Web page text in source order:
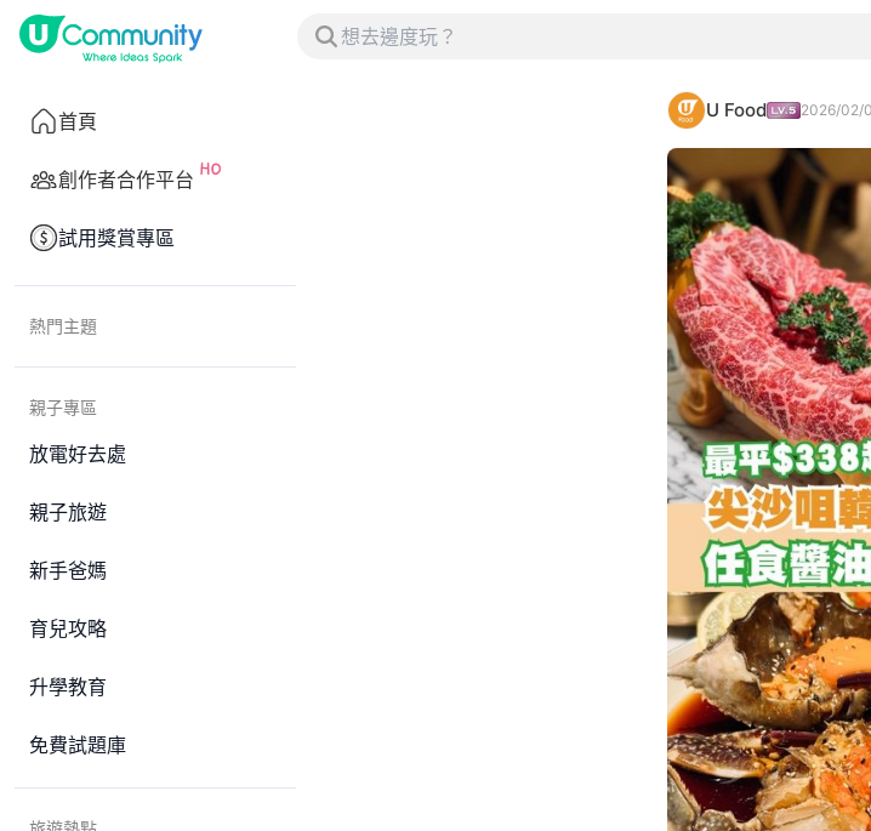
首頁
創作者合作平台
試用獎賞專區
熱門主題
親子專區
放電好去處
親子旅遊
新手爸媽
育兒攻略
升學教育
免費試題庫
U Food 2026/02/